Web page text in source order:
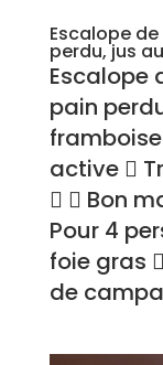
Escalope
perdu, jus
Escalope
pain
active 
  Bon
Pour 4
foie gras
de